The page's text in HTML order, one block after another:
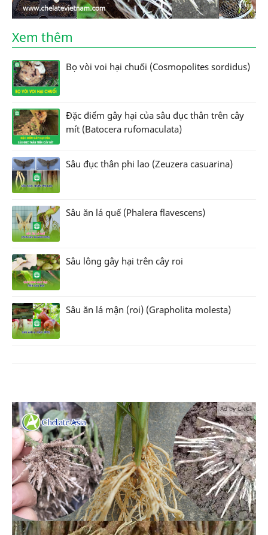
Xem thêm
Bọ vòi voi hại chuối (Cosmopolites sordidus)
Đặc điểm gây hại của sâu đục thân trên cây
mít (Batocera rufomaculata)
Sâu đục thân phi lao (Zeuzera casuarina)
Sâu ăn lá quế (Phalera flavescens)
Sâu lông gây hại trên cây roi
Sâu ăn lá mận (roi) (Grapholita molesta)
Ad by CNCT